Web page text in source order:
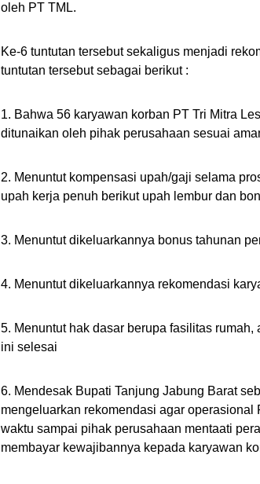
oleh PT TML.
Ke-6 tuntutan tersebut sekaligus menjadi
tuntutan tersebut sebagai berikut :
1. Bahwa 56 karyawan korban PT Tri Mitra
ditunaikan oleh pihak perusahaan sesuai
2. Menuntut kompensasi upah/gaji selama
upah kerja penuh berikut upah lembur dan
3. Menuntut dikeluarkannya bonus tahunan
4. Menuntut dikeluarkannya rekomendasi
5. Menuntut hak dasar berupa fasilitas
ini selesai
6. Mendesak Bupati Tanjung Jabung Barat
mengeluarkan rekomendasi agar
waktu sampai pihak perusahaan mentaati
membayar kewajibannya kepada karyawan